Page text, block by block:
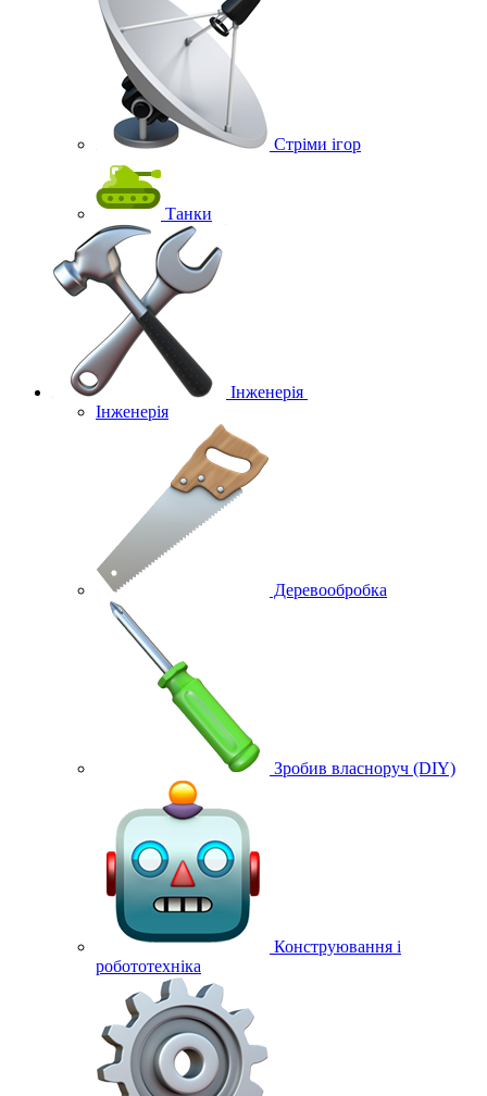
Стріми ігор
Танки
Інженерія
Інженерія
Деревообробка
Зробив власноруч (DIY)
Конструювання і
робототехніка